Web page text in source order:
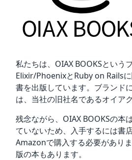
私たちは、OIAX BOOKSという
Elixir/PhoenixとRuby on Rails
書を出版しています。ブランド
は、当社の旧社名であるオイア
残念ながら、OIAX BOOKSの本
ていないため、入手するには書
Amazonで購入する必要があり
版の本もあります。